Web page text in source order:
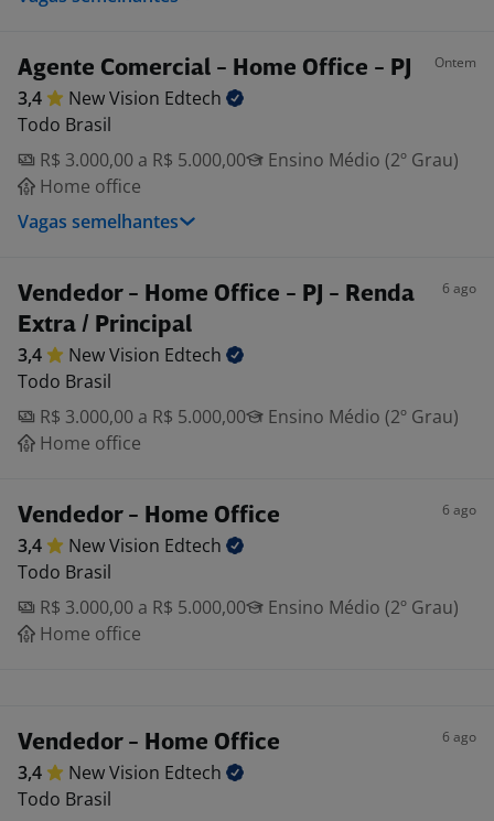
Agente Comercial - Home Office - PJ Ontem
3,4 New Vision Edtech
Todo Brasil
R$ 3.000,00 a R$ 5.000,00
Ensino Médio (2º Grau)
Home office
Vagas semelhantes
Vendedor - Home Office - PJ - Renda
Extra / Principal
6 ago
3,4 New Vision Edtech
Todo Brasil
R$ 3.000,00 a R$ 5.000,00
Ensino Médio (2º Grau)
Home office
Vendedor - Home Office 6 ago
3,4 New Vision Edtech
Todo Brasil
R$ 3.000,00 a R$ 5.000,00
Ensino Médio (2º Grau)
Home office
Vendedor - Home Office 6 ago
3,4 New Vision Edtech
Todo Brasil